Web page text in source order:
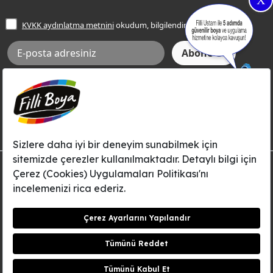
Frezya Rengi
Bilgi Toplumu Hizmetleri
İnternet Sitesi Kullanım Koşulları
KVKK Talep Formu
KVKK Aydınlatma Metni
KVKK aydınlatma metniniokudum, bilgilendim.
Aksi tarafımca bildirilene dek, Betek Boya ve Kimya Sanayi A.Ş.'nin
Filli Boya dahil tüm markaları ile ilgili kampanya, duyuru, hizmetler ve
tanıtım faaliyetleri vb. ile ilgili olarak e-posta yoluyla şahsıma
© Filli Boya 2026. Tüm Hakları Saklıdır.